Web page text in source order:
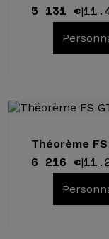
5 131 €|
Théorème FS
6 216 €|